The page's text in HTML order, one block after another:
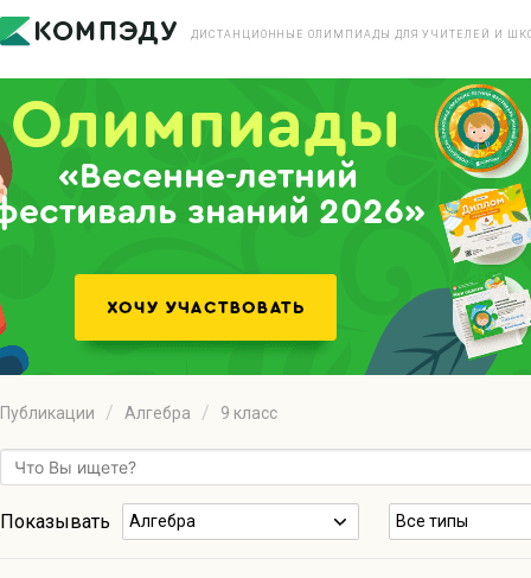
ДИСТАНЦИОННЫЕ ОЛИМПИАДЫ ДЛЯ УЧИТЕЛЕЙ И
«Весенне-летний
знаний 2026»
Публикации Алгебра 9 класс
Показывать Алгебра Все типы